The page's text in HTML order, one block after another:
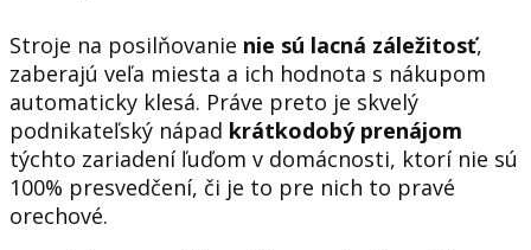
Stroje na posilňovanie nie sú lacná záležitosť,
zaberajú veľa miesta a ich hodnota s nákupom
automaticky klesá. Práve preto je skvelý
podnikateľský nápad krátkodobý prenájom
týchto zariadení ľuďom v domácnosti, ktorí nie sú
100% presvedčení, či je to pre nich to pravé
orechové.